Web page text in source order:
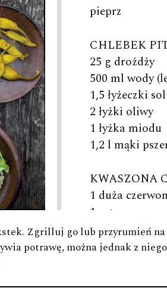
pieprz
CHLEBEK
25 g drożdży
500 ml wody
1,5 łyżeczki
2 łyżki oliwy
1 łyżka miodu
1,2 l mąki
KWASZONA
1 duża
1 cytryna
SOS
Zgrilluj go lub przyrumień
potrawę, można jednak z